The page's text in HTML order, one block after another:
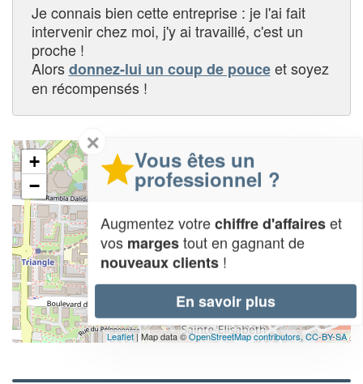
Je connais bien cette entreprise : je l'ai fait
intervenir chez moi, j'y ai travaillé, c'est un
proche !
Alorsdonnez-lui un coup de pouceet soyez
en récompensés !
+
−
Leaflet| Map data ©OpenStreetMap contributors,CC-BY-SA
✕
Vous êtes un
professionnel ?
Augmentez votrechiffre d'affaireset
vos margestout en gagnant de
nouveaux clients !
En savoir plus